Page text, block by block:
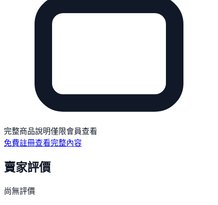
完整商品說明僅限會員查看
免費註冊查看完整內容
賣家評價
尚無評價